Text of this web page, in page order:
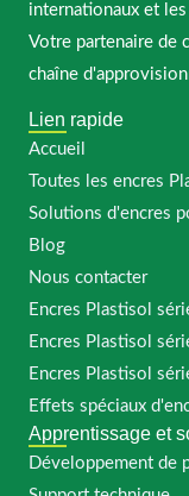
internationaux et
Votre partenaire de
chaîne
Lien rapide
Accueil
Toutes les encres
Solutions d'encres
Blog
Nous contacter
Encres Plastisol
Encres Plastisol
Encres Plastisol
Effets spéciaux
Apprentissage et
Développement de